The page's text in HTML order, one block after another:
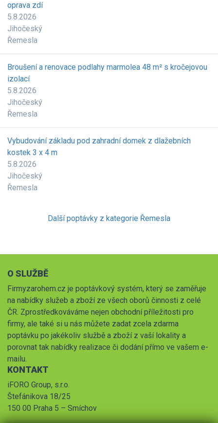
oprava zdí
5.8.2026
Jihočeský
Řemesla
Broušení a renovace podlahy marmolea 48 m² s kročejovou
izolací
5.8.2026
Jihočeský
Řemesla
Vybudování základu pod zahradní domek z dlažebních
kostek 3 x 4 m
5.8.2026
Jihočeský
Řemesla
Další poptávky z kategorie Řemesla
O SLUŽBĚ
Firmyzarohem.cz je poptávkový systém, který se zaměřuje
na nabídky služeb a zboží ze všech oborů činnosti z celé
ČR. Zprostředkováváme nejen obchodní příležitosti pro
firmy, ale také si u nás můžete zadat zcela zdarma
poptávku po jakékoliv službě a zboží z vaší lokality a
porovnat tak nabídky realizace či dodání přímo ve vašem e-
mailu.
KONTAKT
iFORO Group, s.r.o.
Štefánikova 18/25
150 00 Praha 5 – Smíchov